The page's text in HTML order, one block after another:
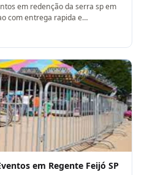
em redenção da serra sp em
com entrega rapida e
em Regente Feijó SP